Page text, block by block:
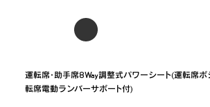
運転席・助手席8Way調整式パワーシート(運転席
転席電動ランバーサポート付)